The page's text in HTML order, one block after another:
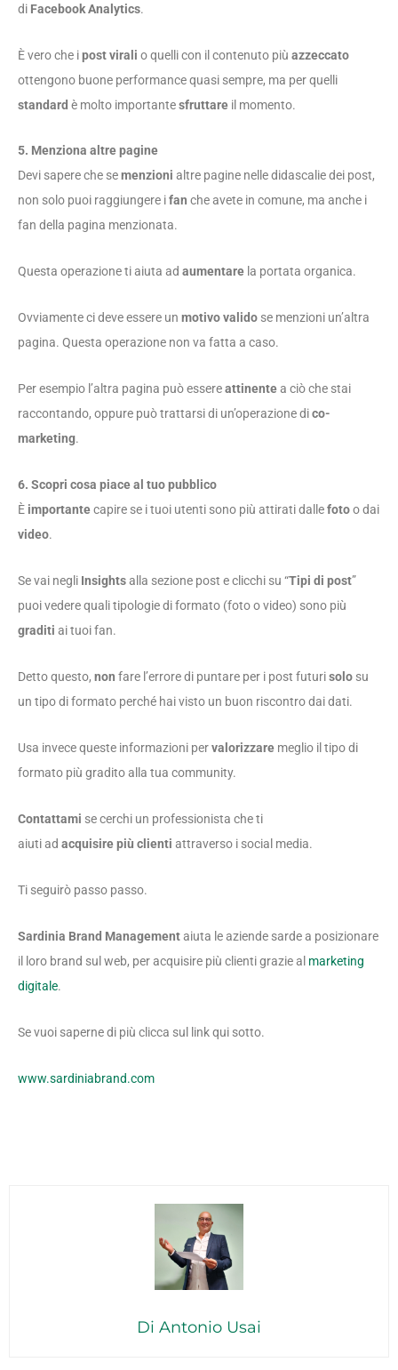
di Facebook Analytics.
È vero che ipost virali o quelli con il contenuto più azzeccato
ottengono buone performance quasi sempre, ma per quelli
standard è molto importantesfruttare il momento.
5. Menziona altre pagine
Devi sapere che semenzioni altre pagine nelle didascalie dei post,
non solo puoi raggiungere ifan che avete in comune, ma anche i
fan della pagina menzionata.
Questa operazione ti aiuta ad aumentare la portata organica.
Ovviamente ci deve essere un motivo valido se menzioni un’altra
pagina. Questa operazione non va fatta a caso.
Per esempio l’altra pagina può essereattinentea ciò che stai
raccontando, oppure può trattarsi di un’operazione dico-
marketing.
6. Scopri cosa piace al tuo pubblico
È importantecapire se i tuoi utenti sono più attirati dallefotoo dai
video.
Se vai negli Insightsalla sezione post e clicchi su “Tipi di post”
puoi vedere quali tipologie di formato (foto o video) sono più
graditi ai tuoi fan.
Detto questo, non fare l’errore di puntare per i post futurisolo su
un tipo di formato perché hai visto un buon riscontro dai dati.
Usa invece queste informazioni pervalorizzare meglio il tipo di
formato più gradito alla tua community.
Contattami se cerchi un professionista che ti
aiuti ad acquisire più clienti attraverso i social media.
Ti seguirò passo passo.
Sardinia Brand Managementaiuta le aziende sarde a posizionare
il loro brand sul web, per acquisire più clienti grazie al marketing
digitale.
Se vuoi saperne di più clicca sul link qui sotto.
www.sardiniabrand.com
Di Antonio Usai